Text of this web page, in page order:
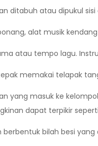
ditabuh atau dipukul
alat musik
atau tempo lagu.
memakai telapak
yang masuk ke
dapat terpikir
berbentuk bilah besi